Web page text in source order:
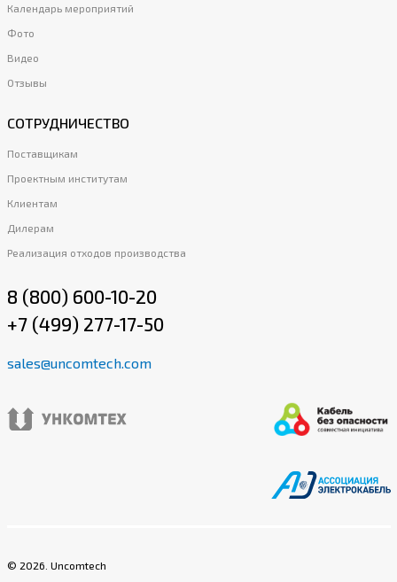
Календарь мероприятий
Фото
Видео
Отзывы
СОТРУДНИЧЕСТВО
Поставщикам
Проектным институтам
Клиентам
Дилерам
Реализация отходов производства
8 (800) 600-10-20
+7 (499) 277-17-50
sales@uncomtech.com
© 2026 . Uncomtech